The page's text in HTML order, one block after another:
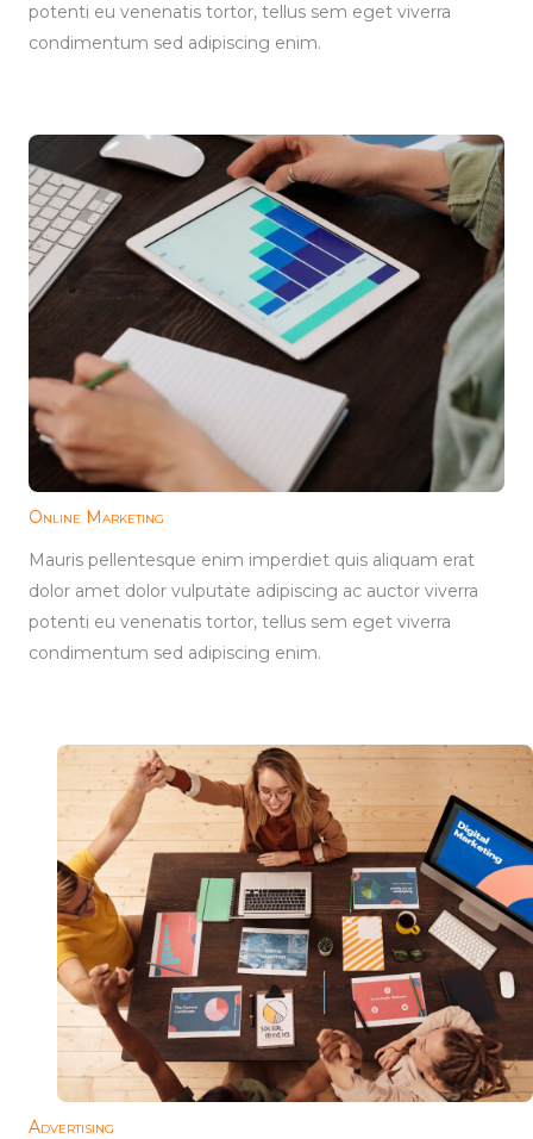
potenti eu venenatis tortor, tellus sem eget viverra
condimentum sed adipiscing enim.
Online Marketing
Mauris pellentesque enim imperdiet quis aliquam erat
dolor amet dolor vulputate adipiscing ac auctor viverra
potenti eu venenatis tortor, tellus sem eget viverra
condimentum sed adipiscing enim.
Advertising